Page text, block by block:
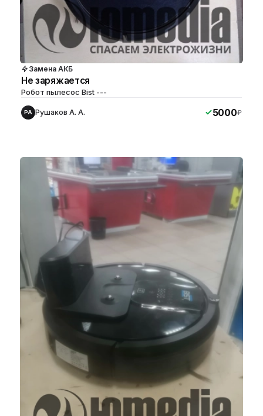
Замена АКБ
Не заряжается
Робот пылесос Bist ---
РА Рушаков А. А. 5000₽